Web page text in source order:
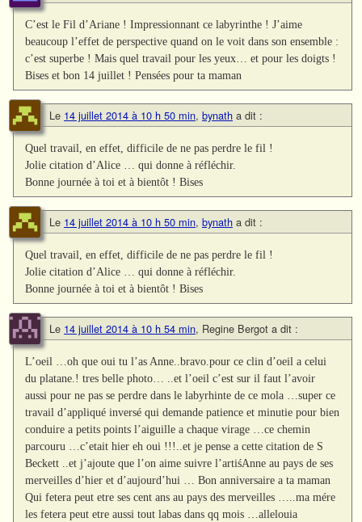
C’est le Fil d’Ariane ! Impressionnant ce labyrinthe ! J’aime
beaucoup l’effet de perspective quand on le voit dans son ensemble :
c’est superbe ! Mais quel travail pour les yeux… et pour les doigts !
Bises et bon 14 juillet ! Pensées pour ta maman
Le 14 juillet 2014 à 10 h 50 min, bynath a dit :
Quel travail, en effet, difficile de ne pas perdre le fil !
Jolie citation d’Alice … qui donne à réfléchir.
Bonne journée à toi et à bientôt ! Bises
Le 14 juillet 2014 à 10 h 50 min, bynath a dit :
Quel travail, en effet, difficile de ne pas perdre le fil !
Jolie citation d’Alice … qui donne à réfléchir.
Bonne journée à toi et à bientôt ! Bises
Le 14 juillet 2014 à 10 h 54 min, Regine Bergot a dit :
L’oeil …oh que oui tu l’as Anne..bravo.pour ce clin d’oeil a celui
du platane.! tres belle photo… ..et l’oeil c’est sur il faut l’avoir
aussi pour ne pas se perdre dans le labyrhinte de ce mola …super ce
travail d’appliqué inversé qui demande patience et minutie pour bien
conduire a petits points l’aiguille a chaque virage …ce chemin
parcouru …c’etait hier eh oui !!!..et je pense a cette citation de S
Beckett ..et j’ajoute que l’on aime suivre l’artiśAnne au pays de ses
merveilles d’hier et d’aujourd’hui … Bon anniversaire a ta maman
Qui fetera peut etre ses cent ans au pays des merveilles …..ma mére
les fetera peut etre aussi tout labas dans qq mois …allelouia